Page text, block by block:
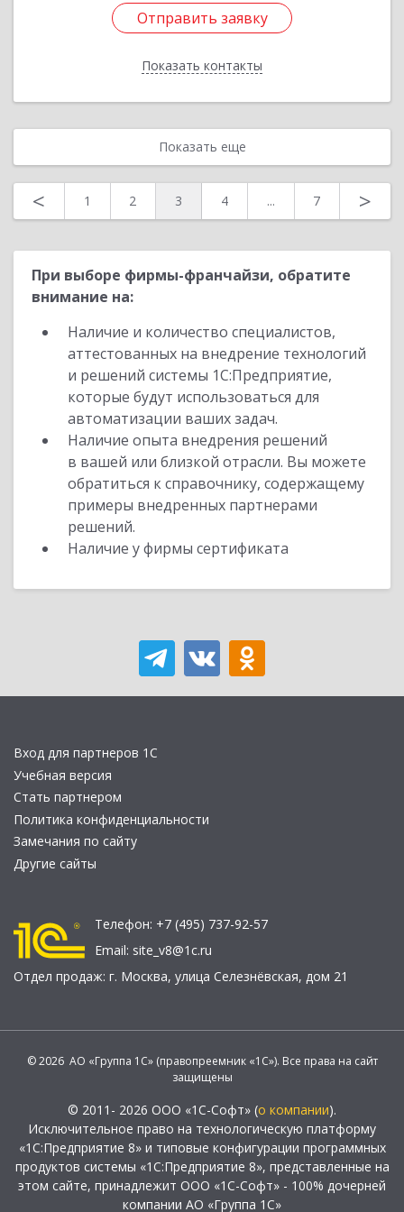
Отправить заявку
Показать контакты
Отправить заявку
Назад
Показать еще
< 1 2 3 4 ... 7 >
При выборе фирмы-франчайзи, обратите
внимание на:
Наличие и количество специалистов,
аттестованных на внедрение технологий
и решений системы 1С:Предприятие,
которые будут использоваться для
автоматизации ваших задач.
Наличие опыта внедрения решений
в вашей или близкой отрасли. Вы можете
обратиться к справочнику, содержащему
примеры внедренных партнерами
решений.
Наличие у фирмы сертификата
Вход для партнеров 1С
Учебная версия
Стать партнером
Политика конфиденциальности
Замечания по сайту
Другие сайты
Телефон: +7 (495) 737-92-57
Email: site_v8@1c.ru
Отдел продаж: г. Москва, улица Селезнёвская, дом 21
© 2026 АО «Группа 1С» (правопреемник «1С»). Все права на сайт
защищены
© 2011- 2026 ООО «1С-Софт» (о компании).
Исключительное право на технологическую платформу
«1С:Предприятие 8» и типовые конфигурации программных
продуктов системы «1С:Предприятие 8», представленные на
этом сайте, принадлежит ООО «1С-Софт» - 100% дочерней
компании АО «Группа 1С»